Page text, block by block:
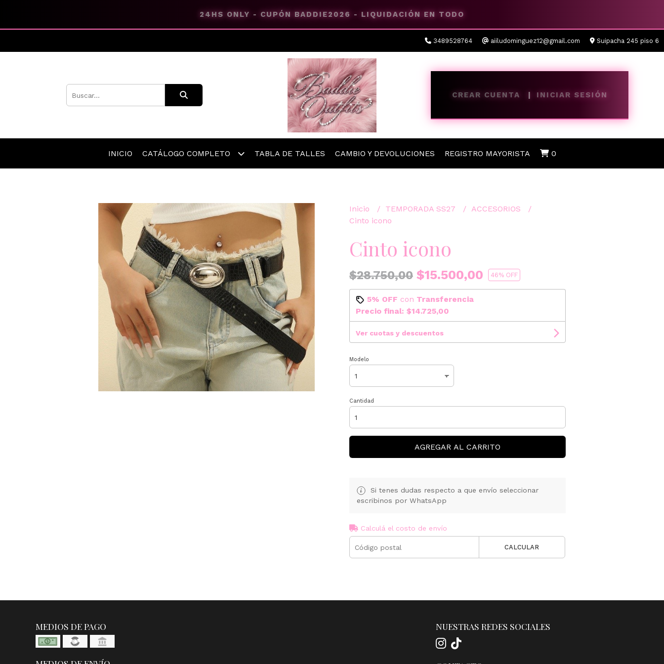
24HS ONLY - CUPÓN BADDIE2026 - LIQUIDACIÓN EN TODO
3489528764 aiiludominguez12@gmail.com Suipacha 245 piso 6
CREAR CUENTA INICIAR SESIÓN
INICIO CATÁLOGO COMPLETO TABLA DE TALLES CAMBIO Y DEVOLUCIONES REGISTRO MAYORISTA 0
Inicio TEMPORADA SS27
ACCESORIOS
Cinto icono
Cinto icono
$28.750,00 $15.500,00 46% OFF
5% OFF con Transferencia
Precio final: $14.725,00
Ver cuotas y descuentos
Modelo
Cantidad
AGREGAR AL CARRITO
Si tenes dudas respecto a que envío seleccionar
escribinos por WhatsApp
Calculá el costo de envío
CALCULAR
MEDIOS DE PAGO NUESTRAS REDES SOCIALES